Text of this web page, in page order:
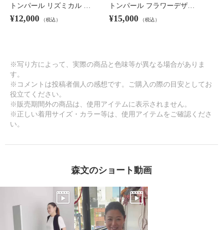
トンパール リズミカル …
¥12,000 （税込）
トンパール フラワーデザ…
¥15,000 （税込）
※写り方によって、実際の商品と色味等が異なる場合がありま
す。
※コメントは投稿者個人の感想です。ご購入の際の目安としてお
役立てください。
※販売期間外の商品は、使用アイテムに表示されません。
※正しい着用サイズ・カラー等は、使用アイテムをご確認くださ
い。
森文のショート動画